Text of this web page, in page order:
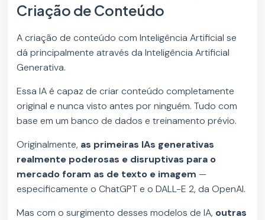
Criação de Conteúdo
A criação de conteúdo com Inteligência Artificial se
dá principalmente através da Inteligência Artificial
Generativa.
Essa IA é capaz de criar conteúdo completamente
original e nunca visto antes por ninguém. Tudo com
base em um banco de dados e treinamento prévio.
Originalmente, as primeiras IAs generativas
realmente poderosas e disruptivas para o
mercado foram as de texto e imagem —
especificamente o ChatGPT e o DALL-E 2, da OpenAI.
Mas com o surgimento desses modelos de IA, outras